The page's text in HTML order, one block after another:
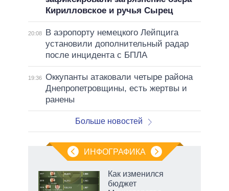
Кирилловское и ручья Сырец
20:08
В аэропорту немецкого Лейпцига
установили дополнительный радар
после инцидента с БПЛА
19:36 Оккупанты атаковали четыре района
Днепропетровщины, есть жертвы и
ранены
Больше новостей
ИНФОГРАФИКА
Как изменился
бюджет